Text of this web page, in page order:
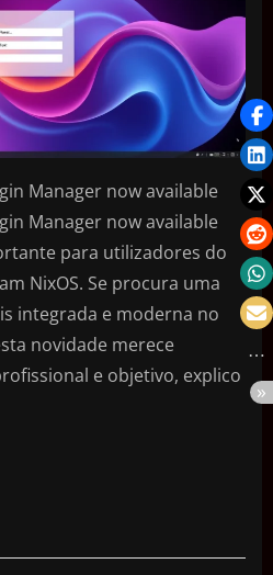
Manager now available
Manager now available
para utilizadores do
NixOS. Se procura uma
integrada e moderna no
novidade merece
e objetivo, explico